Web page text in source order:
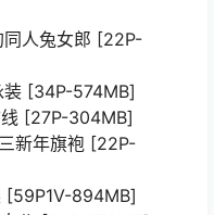
人兔女郎 [22P-
装 [34P-574MB]
[27P-304MB]
新年旗袍 [22P-
[59P1V-894MB]